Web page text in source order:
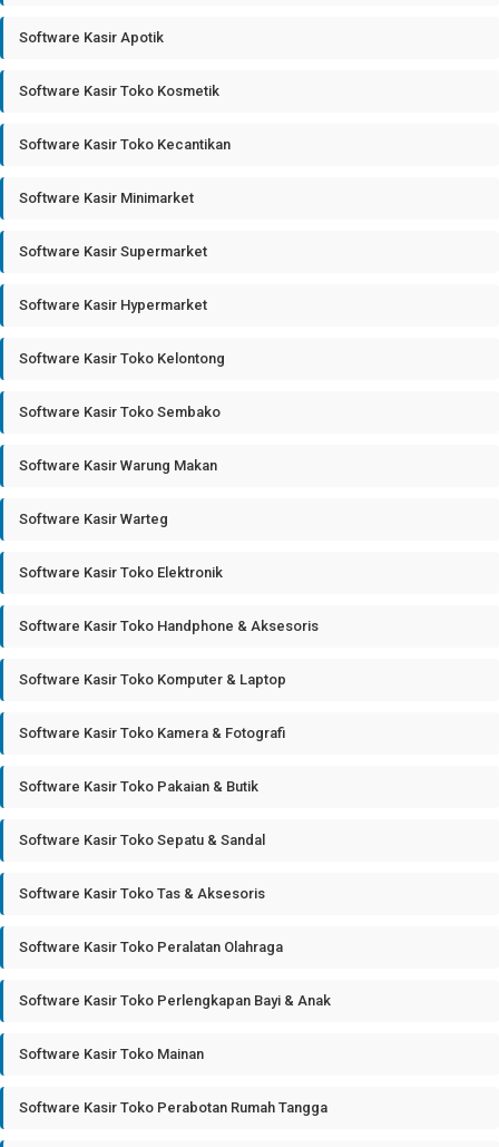
Software Kasir Apotik
Software Kasir Toko Kosmetik
Software Kasir Toko Kecantikan
Software Kasir Minimarket
Software Kasir Supermarket
Software Kasir Hypermarket
Software Kasir Toko Kelontong
Software Kasir Toko Sembako
Software Kasir Warung Makan
Software Kasir Warteg
Software Kasir Toko Elektronik
Software Kasir Toko Handphone & Aksesoris
Software Kasir Toko Komputer & Laptop
Software Kasir Toko Kamera & Fotografi
Software Kasir Toko Pakaian & Butik
Software Kasir Toko Sepatu & Sandal
Software Kasir Toko Tas & Aksesoris
Software Kasir Toko Peralatan Olahraga
Software Kasir Toko Perlengkapan Bayi & Anak
Software Kasir Toko Mainan
Software Kasir Toko Perabotan Rumah Tangga